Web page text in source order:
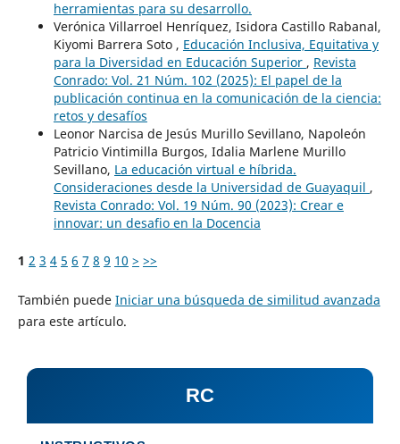
herramientas para su desarrollo.
Verónica Villarroel Henríquez, Isidora Castillo Rabanal,
Kiyomi Barrera Soto , Educación Inclusiva, Equitativa y
para la Diversidad en Educación Superior , Revista
Conrado: Vol. 21 Núm. 102 (2025): El papel de la
publicación continua en la comunicación de la ciencia:
retos y desafíos
Leonor Narcisa de Jesús Murillo Sevillano, Napoleón
Patricio Vintimilla Burgos, Idalia Marlene Murillo
Sevillano, La educación virtual e híbrida.
Consideraciones desde la Universidad de Guayaquil ,
Revista Conrado: Vol. 19 Núm. 90 (2023): Crear e
innovar: un desafio en la Docencia
1 2 3 4 5 6 7 8 9 10 > >>
También puede Iniciar una búsqueda de similitud avanzada
para este artículo.
RC